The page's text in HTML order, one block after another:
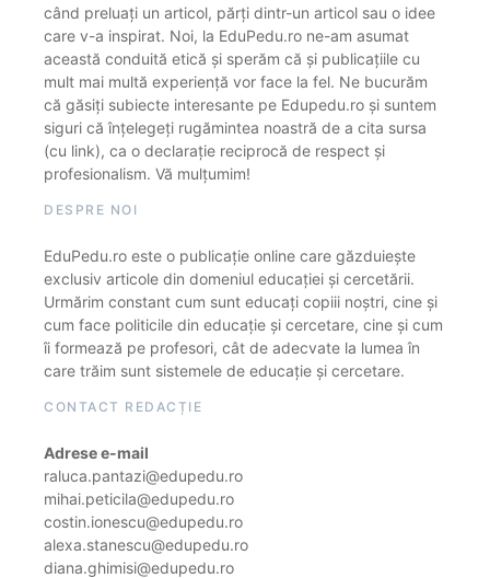
când preluați un articol, părți dintr-un articol sau o idee
care v-a inspirat. Noi, la EduPedu.ro ne-am asumat
această conduită etică și sperăm că și publicațiile cu
mult mai multă experiență vor face la fel. Ne bucurăm
că găsiți subiecte interesante pe Edupedu.ro și suntem
siguri că înțelegeți rugămintea noastră de a cita sursa
(cu link), ca o declarație reciprocă de respect și
profesionalism. Vă mulțumim!
DESPRE NOI
EduPedu.ro este o publicație online care găzduiește
exclusiv articole din domeniul educației și cercetării.
Urmărim constant cum sunt educați copiii noștri, cine și
cum face politicile din educație și cercetare, cine și cum
îi formează pe profesori, cât de adecvate la lumea în
care trăim sunt sistemele de educație și cercetare.
CONTACT REDACȚIE
Adrese e-mail
raluca.pantazi@edupedu.ro
mihai.peticila@edupedu.ro
costin.ionescu@edupedu.ro
alexa.stanescu@edupedu.ro
diana.ghimisi@edupedu.ro